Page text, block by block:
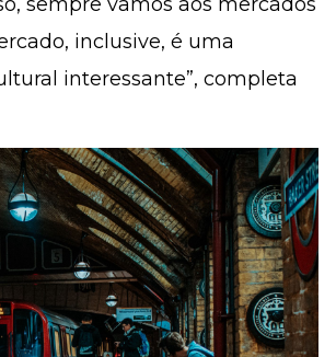
inclusive, é uma
interessante”, completa